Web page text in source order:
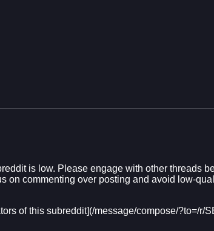
is low. Please engage with other threads
on commenting over posting and avoid low-
of this subreddit](/message/compose/?to=/r/